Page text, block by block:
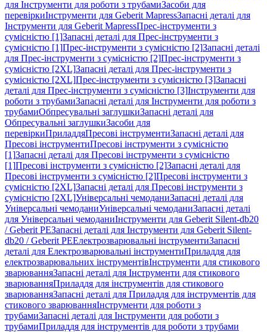
для Інструменти для роботи з трубамиЗасоби для
перевіркиІнструменти для Geberit MapressЗапасні деталі для
Інструменти для Geberit MapressПрес-інструменти з
сумісністю [1]Запасні деталі для Прес-інструменти з
сумісністю [1]Прес-інструменти з сумісністю [2]Запасні деталі
для Прес-інструменти з сумісністю [2]Прес-інструменти з
сумісністю [2XL]Запасні деталі для Прес-інструменти з
сумісністю [2XL]Прес-інструменти з сумісністю [3]Запасні
деталі для Прес-інструменти з сумісністю [3]Інструменти для
роботи з трубамиЗапасні деталі для Інструменти для роботи з
трубамиОбпресувальні заглушкиЗапасні деталі для
Обпресувальні заглушкиЗасоби для
перевіркиПриладдяПресові інструментиЗапасні деталі для
Пресові інструментиПресові інструменти з сумісністю
[1]Запасні деталі для Пресові інструменти з сумісністю
[1]Пресові інструменти з сумісністю [2]Запасні деталі для
Пресові інструменти з сумісністю [2]Пресові інструменти з
сумісністю [2XL]Запасні деталі для Пресові інструменти з
сумісністю [2XL]Універсальні чемоданиЗапасні деталі для
Універсальні чемоданиУніверсальні чемоданиЗапасні деталі
для Універсальні чемоданиІнструменти для Geberit Silent-db20
/ Geberit PEЗапасні деталі для Інструменти для Geberit Silent-
db20 / Geberit PEЕлектрозварювальні інструментиЗапасні
деталі для Електрозварювальні інструментиПриладдя для
електрозварювальних інструментівІнструменти для стикового
зварюванняЗапасні деталі для Інструменти для стикового
зварюванняПриладдя для інструментів для стикового
зварюванняЗапасні деталі для Приладдя для інструментів для
стикового зварюванняІнструменти для роботи з
трубамиЗапасні деталі для Інструменти для роботи з
трубамиПриладдя для інструментів для роботи з трубами